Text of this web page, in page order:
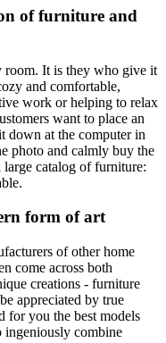
of furniture and
room. It is they who give it
and comfortable,
work or helping to relax
want to place an
down at the computer in
photo and calmly buy the
catalog of furniture:
form of art
of other home
come across both
creations - furniture
appreciated by true
for you the best models
ingeniously combine